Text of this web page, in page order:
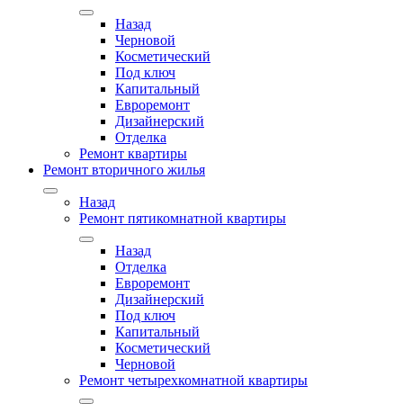
Назад
Черновой
Косметический
Под ключ
Капитальный
Евроремонт
Дизайнерский
Отделка
Ремонт квартиры
Ремонт вторичного жилья
Назад
Ремонт пятикомнатной квартиры
Назад
Отделка
Евроремонт
Дизайнерский
Под ключ
Капитальный
Косметический
Черновой
Ремонт четырехкомнатной квартиры